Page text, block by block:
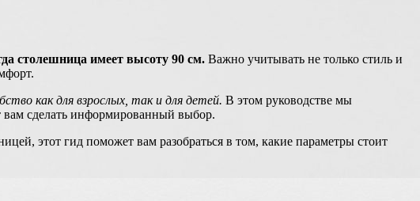
столешница имеет высоту 90 см. Важно учитывать не только стиль и
как для взрослых, так и для детей. В этом руководстве мы
вам сделать информированный выбор.
этот гид поможет вам разобраться в том, какие параметры стоит